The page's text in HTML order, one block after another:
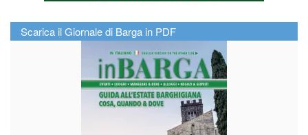
Scarica il Giornale di Barga in PDF